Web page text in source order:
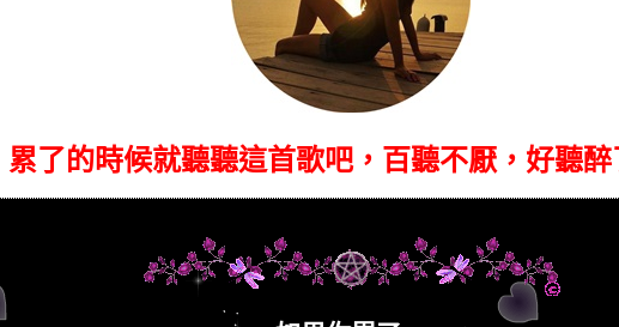
了的時候就聽聽這首歌吧，百聽不厭，好聽醉